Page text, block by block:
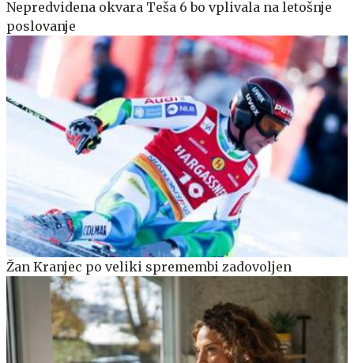
Nepredvidena okvara Teša 6 bo vplivala na letošnje
poslovanje
Žan Kranjec po veliki spremembi zadovoljen